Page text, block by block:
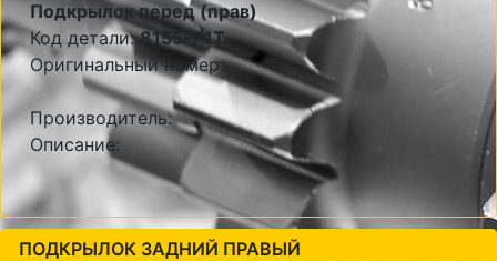
Подкрылок перед (прав)
Код детали:8155FP1T
Оригинальный номер:
Производитель:
Описание:
ПОДКРЫЛОК ЗАДНИЙ ПРАВЫЙ